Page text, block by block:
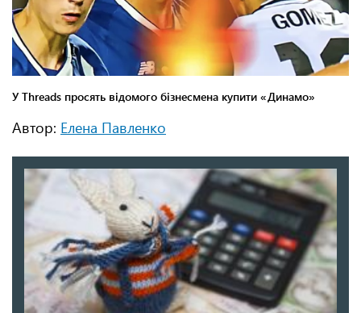
Автор: Елена Павленко